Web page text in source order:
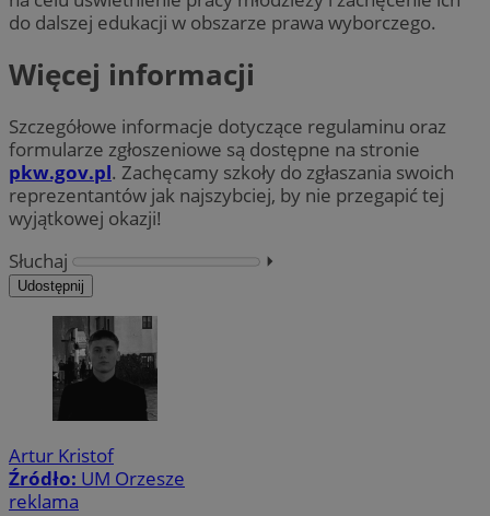
do dalszej edukacji w obszarze prawa wyborczego.
Więcej informacji
Szczegółowe informacje dotyczące regulaminu oraz
formularze zgłoszeniowe są dostępne na stronie
pkw.gov.pl. Zachęcamy szkoły do zgłaszania swoich
reprezentantów jak najszybciej, by nie przegapić tej
wyjątkowej okazji!
Słuchaj
⏵︎
Udostępnij
Artur Kristof
Źródło: UM Orzesze
reklama